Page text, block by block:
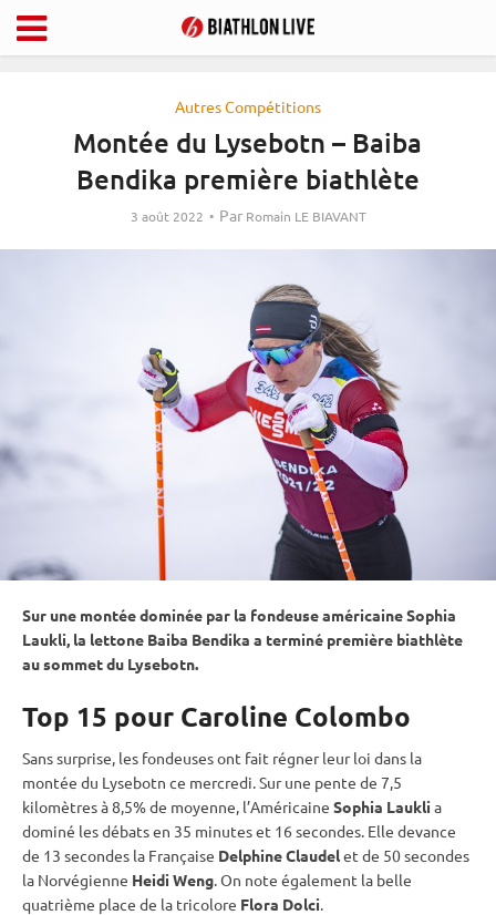
Autres Compétitions
Montée du Lysebotn – Baiba
Bendika première biathlète
3 août 2022 Par Romain LE BIAVANT
Sur une montée dominée par la fondeuse américaine Sophia
Laukli, la lettone Baiba Bendika a terminé première biathlète
au sommet du Lysebotn.
Top 15 pour Caroline Colombo
Sans surprise, les fondeuses ont fait régner leur loi dans la
montée du Lysebotn ce mercredi. Sur une pente de 7,5
kilomètres à 8,5% de moyenne, l’Américaine Sophia Laukli a
dominé les débats en 35 minutes et 16 secondes. Elle devance
de 13 secondes la Française Delphine Claudelet de 50 secondes
la Norvégienne Heidi Weng. On note également la belle
quatrième place de la tricolore Flora Dolci.